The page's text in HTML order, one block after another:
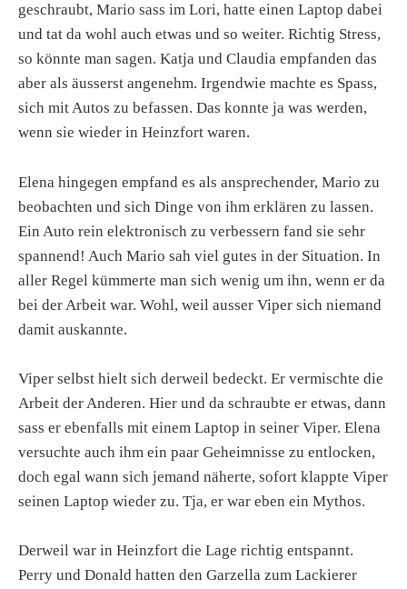
geschraubt, Mario sass im Lori, hatte einen Laptop dabei
und tat da wohl auch etwas und so weiter. Richtig Stress,
so könnte man sagen. Katja und Claudia empfanden das
aber als äusserst angenehm. Irgendwie machte es Spass,
sich mit Autos zu befassen. Das konnte ja was werden,
wenn sie wieder in Heinzfort waren.
Elena hingegen empfand es als ansprechender, Mario zu
beobachten und sich Dinge von ihm erklären zu lassen.
Ein Auto rein elektronisch zu verbessern fand sie sehr
spannend! Auch Mario sah viel gutes in der Situation. In
aller Regel kümmerte man sich wenig um ihn, wenn er da
bei der Arbeit war. Wohl, weil ausser Viper sich niemand
damit auskannte.
Viper selbst hielt sich derweil bedeckt. Er vermischte die
Arbeit der Anderen. Hier und da schraubte er etwas, dann
sass er ebenfalls mit einem Laptop in seiner Viper. Elena
versuchte auch ihm ein paar Geheimnisse zu entlocken,
doch egal wann sich jemand näherte, sofort klappte Viper
seinen Laptop wieder zu. Tja, er war eben ein Mythos.
Derweil war in Heinzfort die Lage richtig entspannt.
Perry und Donald hatten den Garzella zum Lackierer